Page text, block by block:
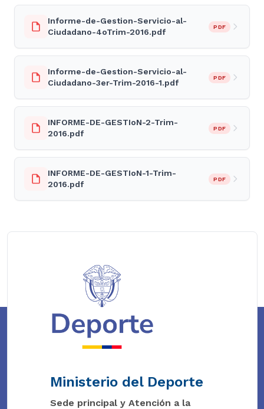
Informe-de-Gestion-Servicio-al-
Ciudadano-4oTrim-2016.pdf
PDF
Informe-de-Gestion-Servicio-al-
Ciudadano-3er-Trim-2016-1.pdf
PDF
INFORME-DE-GESTIoN-2-Trim-
2016.pdf
PDF
INFORME-DE-GESTIoN-1-Trim-
2016.pdf
PDF
Ministerio del Deporte
Sede principal y Atención a la